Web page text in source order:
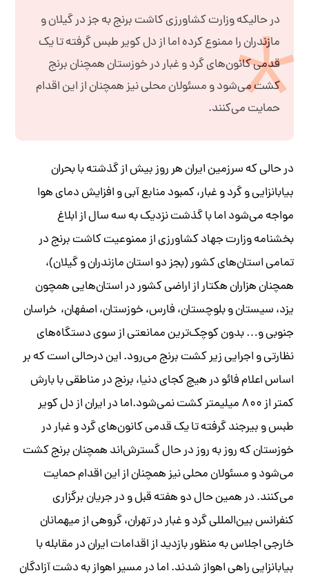
در حالیکه وزارت کشاورزی کاشت برنج به جز در گیلان و
مازندران را ممنوع کرده اما از دل کویر طبس گرفته تا یک
قدمی کانون‌های گرد و غبار در خوزستان همچنان برنج
کشت می‌شود و مسئولان محلی نیز همچنان از این اقدام
حمایت می‌کنند.
در حالی که سرزمین ایران هر روز بیش از گذشته با بحران
بیابانزایی و گرد و غبار، کمبود منابع آبی و افزایش دمای هوا
مواجه می‌شود اما با گذشت نزدیک به سه سال از ابلاغ
بخشنامه وزارت جهاد کشاورزی از ممنوعیت کاشت برنج در
تمامی استان‌های کشور (بجز دو استان مازندران و گیلان)،
همچنان هزاران هکتار از اراضی کشور در استان‌هایی همچون
یزد، سیستان و بلوچستان، فارس، خوزستان، اصفهان، خراسان
جنوبی و… بدون کوچک‌ترین ممانعتی از سوی دستگاه‌های
نظارتی و اجرایی زیر کشت برنج می‌رود. این درحالی است که بر
اساس اعلام فائو در هیچ کجای دنیا، برنج در مناطقی با بارش
کمتر از ۸۰۰ میلیمتر کشت نمی‌شود.اما در ایران از دل کویر
طبس و بیرجند گرفته تا یک قدمی کانون‌های گرد و غبار در
خوزستان که روز به روز در حال گسترش‌اند همچنان برنج کشت
می‌شود و مسئولان محلی نیز همچنان از این اقدام حمایت
می‌کنند. در همین حال دو هفته قبل و در جریان برگزاری
کنفرانس بین‌المللی گرد و غبار در تهران، گروهی از میهمانان
خارجی اجلاس به منظور بازدید از اقدامات ایران در مقابله با
بیابانزایی راهی اهواز شدند. اما در مسیر اهواز به دشت آزادگان